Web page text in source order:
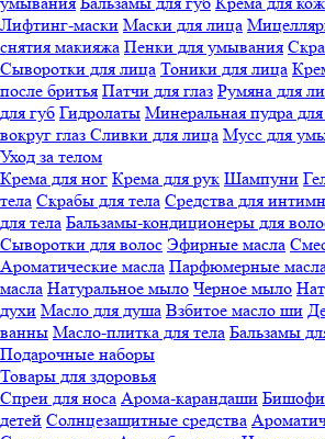
Лифтинг-маски Маски для лица
снятия макияжа Пенки для умывания
Сыворотки для лица Тоники для лица
после бритья Патчи для глаз Румяна для
для губ Гидролаты Минеральная пудра
вокруг глаз Сливки для лица Мусс для
Уход за телом
Крема для ног Крема для рук Шампуни
тела Скрабы для тела Средства для
для тела Бальзамы-кондиционеры для
Сыворотки для волос Эфирные масла
Ароматические масла Парфюмерные
масла Натуральное мыло Черное мыло
духи Масло для душа Взбитое масло ши
ванны Масло-плитка для тела Бальзамы
Подарочные наборы
Товары для здоровья
Спреи для носа Арома-карандаши
детей Солнцезащитные средства